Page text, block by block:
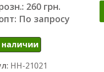
260 грн.
По запросу
наличии
НН-21021